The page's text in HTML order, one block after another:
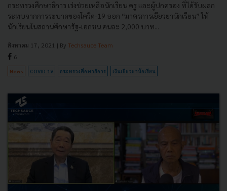
กระทรวงศึกษาธิการ เร่งช่วยเหลือนักเรียน ครู และผู้ปกครอง ที่ได้รับผลก
ระทบจากการระบาดของโควิด-19 ออก “มาตรการเยียวยานักเรียน” ให้
นักเรียนในสถานศึกษารัฐ-เอกชน คนละ 2,000 บาท...
สิงหาคม 17, 2021 | By Techsauce Team
6
News COVID-19 กระทรวงศึกษาธิการ เงินเยียวยานักเรียน